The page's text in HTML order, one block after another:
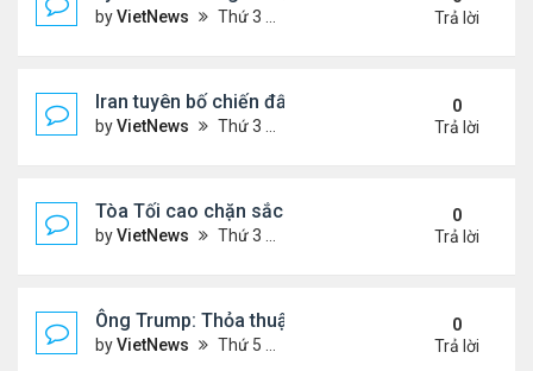
byVietNews Thứ 3 Tháng 8 04, 2026 4:32 pm
Trả lời
Iran tuyên bố chiến đấu vì Hormuz tới 'hơi thở
byVietNews Thứ 3 Tháng 7 14, 2026 4:29 pm
0
Trả lời
Tòa Tối cao chặn sắc lệnh xóa luật 'sinh ở Mỹ là
byVietNews Thứ 3 Tháng 6 30, 2026 5:52 pm
0
Trả lời
Ông Trump: Thỏa thuận với Iran là chiến thắng
byVietNews Thứ 5 Tháng 6 18, 2026 5:26 pm
0
Trả lời